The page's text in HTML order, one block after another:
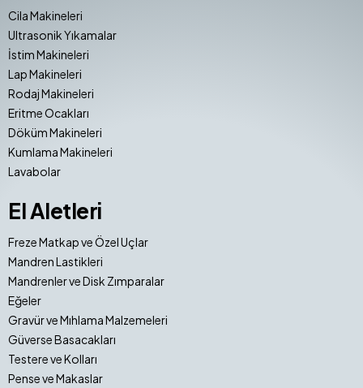
Cila Makineleri
Ultrasonik Yıkamalar
İstim Makineleri
Lap Makineleri
Rodaj Makineleri
Eritme Ocakları
Döküm Makineleri
Kumlama Makineleri
Lavabolar
El Aletleri
Freze Matkap ve Özel Uçlar
Mandren Lastikleri
Mandrenler ve Disk Zımparalar
Eğeler
Gravür ve Mıhlama Malzemeleri
Güverse Basacakları
Testere ve Kolları
Pense ve Makaslar